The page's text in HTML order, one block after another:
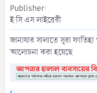
Publisher
ই সি এস লাইব্রেরী
জানাযার সালাতে সূরা
আলোচনা করা হয়েছে